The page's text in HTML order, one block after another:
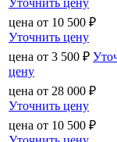
цена от 10 500 ₽
Уточнить цену
цена от 3 500 ₽
цену
цена от 28 000 ₽
Уточнить цену
цена от 10 500 ₽